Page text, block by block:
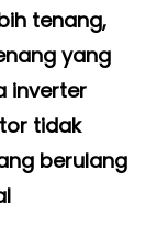
tenang,
yang
inverter
tidak
berulang